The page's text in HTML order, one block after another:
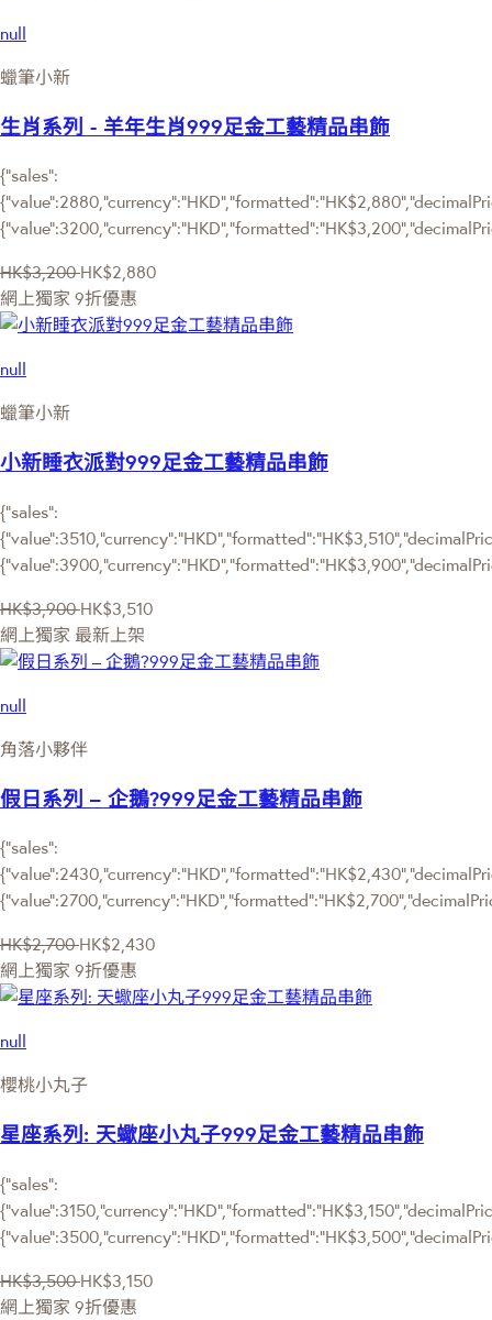
null
蠟筆小新
生肖系列 - 羊年生肖999足金工藝精品串飾
{"sales":
HK$3,200 HK$2,880
網上獨家 9折優惠
null
蠟筆小新
小新睡衣派對999足金工藝精品串飾
{"sales":
HK$3,900 HK$3,510
網上獨家 最新上架
null
角落小夥伴
假日系列 – 企鵝?999足金工藝精品串飾
{"sales":
HK$2,700 HK$2,430
網上獨家 9折優惠
null
櫻桃小丸子
星座系列: 天蠍座小丸子999足金工藝精品串飾
{"sales":
HK$3,500 HK$3,150
網上獨家 9折優惠